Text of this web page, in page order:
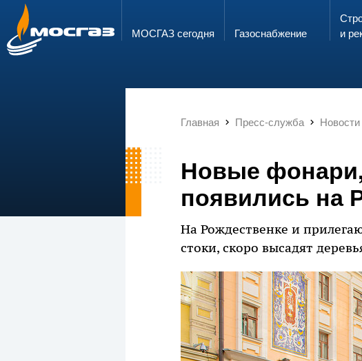
ГОРЯЧАЯ ЛИНИЯ
8 800 700 71 04 info@mos-gaz.ru
МОСГАЗ сегодня Газо­снабжение
и
Главная Пресс-служба
Новые фонари,
появились на
На Рождественке и
стоки, скоро высадят